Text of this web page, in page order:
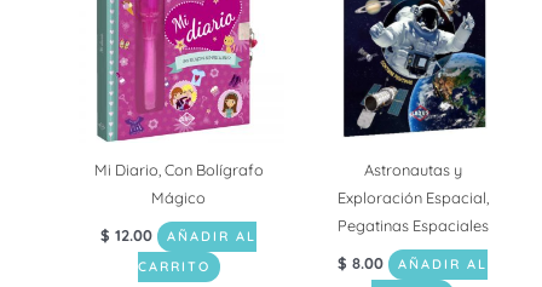
Mi Diario, Con Bolígrafo
Mágico
$ 12.00
AÑADIR AL
CARRITO
Astronautas y
Exploración Espacial,
Pegatinas Espaciales
$ 8.00
AÑADIR AL